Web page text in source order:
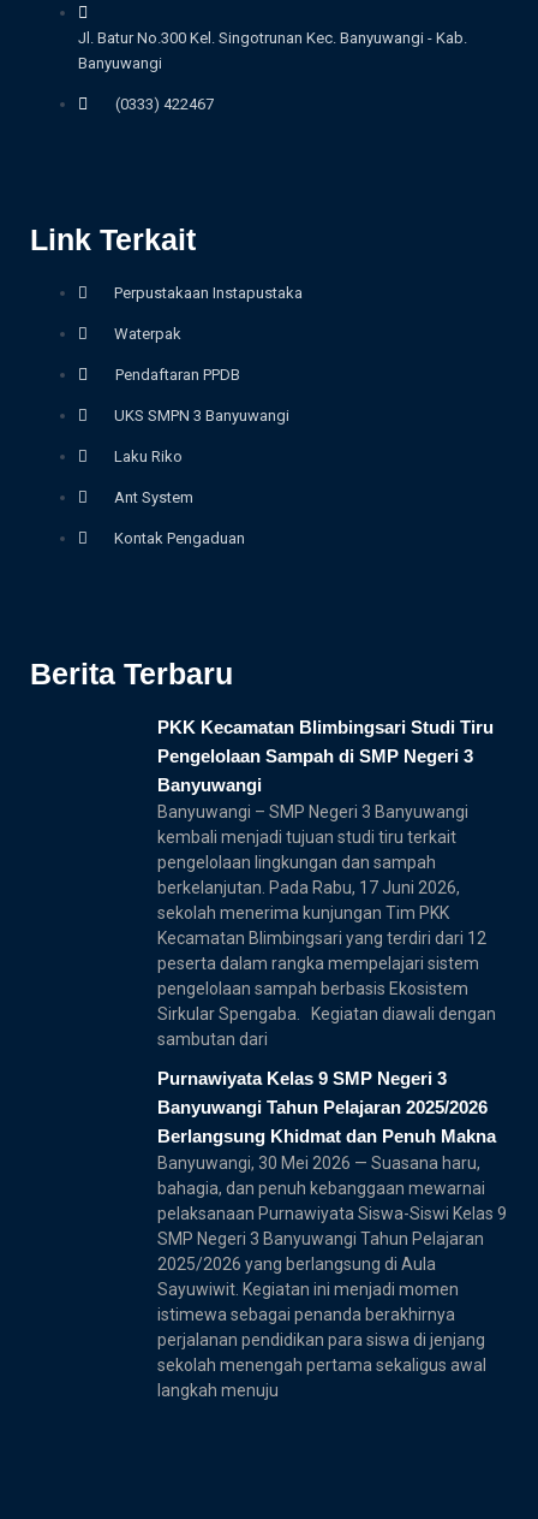
Jl. Batur No.300 Kel. Singotrunan Kec. Banyuwangi - Kab.
Banyuwangi
(0333) 422467
Link Terkait
Perpustakaan Instapustaka
Waterpak
Pendaftaran PPDB
UKS SMPN 3 Banyuwangi
Laku Riko
Ant System
Kontak Pengaduan
Berita Terbaru
PKK Kecamatan Blimbingsari Studi Tiru
Pengelolaan Sampah di SMP Negeri 3
Banyuwangi
Banyuwangi – SMP Negeri 3 Banyuwangi
kembali menjadi tujuan studi tiru terkait
pengelolaan lingkungan dan sampah
berkelanjutan. Pada Rabu, 17 Juni 2026,
sekolah menerima kunjungan Tim PKK
Kecamatan Blimbingsari yang terdiri dari 12
peserta dalam rangka mempelajari sistem
pengelolaan sampah berbasis Ekosistem
Sirkular Spengaba. Kegiatan diawali dengan
sambutan dari
Purnawiyata Kelas 9 SMP Negeri 3
Banyuwangi Tahun Pelajaran 2025/2026
Berlangsung Khidmat dan Penuh Makna
Banyuwangi, 30 Mei 2026 — Suasana haru,
bahagia, dan penuh kebanggaan mewarnai
pelaksanaan Purnawiyata Siswa-Siswi Kelas 9
SMP Negeri 3 Banyuwangi Tahun Pelajaran
2025/2026 yang berlangsung di Aula
Sayuwiwit. Kegiatan ini menjadi momen
istimewa sebagai penanda berakhirnya
perjalanan pendidikan para siswa di jenjang
sekolah menengah pertama sekaligus awal
langkah menuju